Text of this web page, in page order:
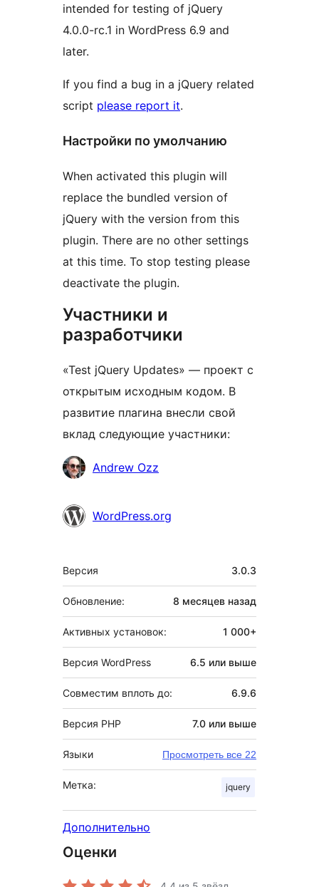
intended for testing of jQuery
4.0.0-rc.1 in WordPress 6.9 and
later.
If you find a bug in a jQuery related
script please report it.
Настройки по умолчанию
When activated this plugin will
replace the bundled version of
jQuery with the version from this
plugin. There are no other settings
at this time. To stop testing please
deactivate the plugin.
Участники и
разработчики
«Test jQuery Updates» — проект с
открытым исходным кодом. В
развитие плагина внесли свой
вклад следующие участники:
УчастникиAndrew Ozz
WordPress.org
Мета
Версия 3.0.3
Обновление: 8 месяцев назад
Активных установок: 1 000+
Версия WordPress 6.5 или выше
Совместим вплоть до: 6.9.6
Версия PHP 7.0 или выше
Языки Просмотреть все 22
Метка: jquery
Дополнительно
Оценки